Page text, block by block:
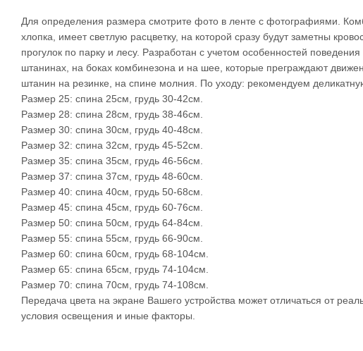
Для определения размера смотрите фото в ленте с фотографиями.
хлопка, имеет светлую расцветку, на которой сразу будут заметны
прогулок по парку и лесу. Разработан с учетом особенностей
штанинах, на боках комбинезона и на шее, которые преграждают
штанин на резинке, на спине молния. По уходу: рекомендуем
Размер 25: спина 25см, грудь 30-42см.
Размер 28: спина 28см, грудь 38-46см.
Размер 30: спина 30см, грудь 40-48см.
Размер 32: спина 32см, грудь 45-52см.
Размер 35: спина 35см, грудь 46-56см.
Размер 37: спина 37см, грудь 48-60см.
Размер 40: спина 40см, грудь 50-68см.
Размер 45: спина 45см, грудь 60-76см.
Размер 50: спина 50см, грудь 64-84см.
Размер 55: спина 55см, грудь 66-90см.
Размер 60: спина 60см, грудь 68-104см.
Размер 65: спина 65см, грудь 74-104см.
Размер 70: спина 70см, грудь 74-108см.
Передача цвета на экране Вашего устройства может отличаться от
условия освещения и иные факторы.